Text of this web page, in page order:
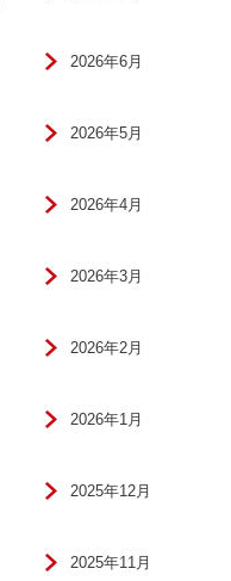
2026年6月
2026年5月
2026年4月
2026年3月
2026年2月
2026年1月
2025年12月
2025年11月